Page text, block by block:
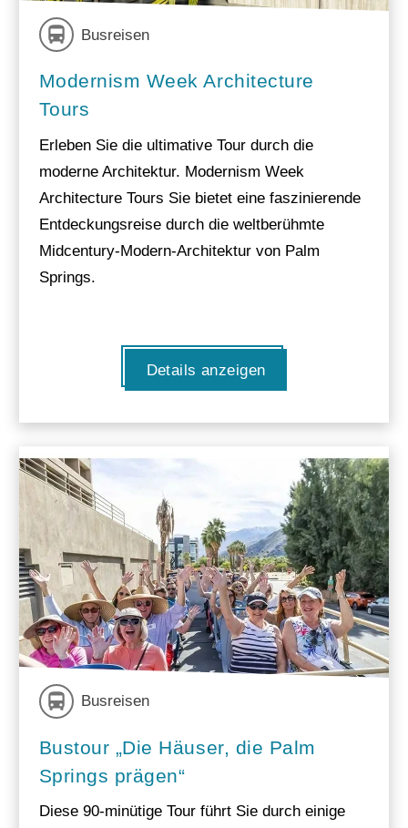
Busreisen
Modernism Week Architecture
Tours
Erleben Sie die ultimative Tour durch die
moderne Architektur. Modernism Week
Architecture Tours Sie bietet eine faszinierende
Entdeckungsreise durch die weltberühmte
Midcentury-Modern-Architektur von Palm
Springs.
Details anzeigen
Busreisen
Bustour „Die Häuser, die Palm
Springs prägen“
Diese 90-minütige Tour führt Sie durch einige